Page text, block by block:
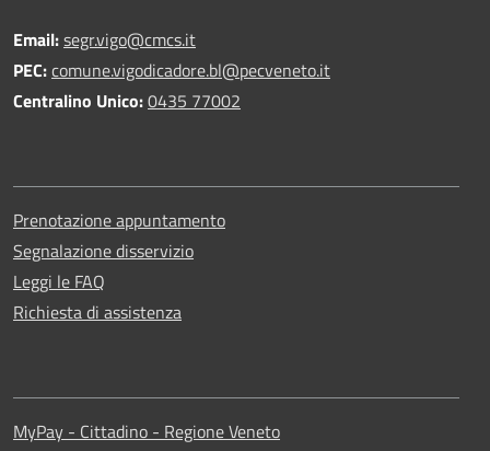
Email:segr.vigo@cmcs.it
PEC:comune.vigodicadore.bl@pecveneto.it
Centralino Unico:0435 77002
Prenotazione appuntamento
Segnalazione disservizio
Leggi le FAQ
Richiesta di assistenza
MyPay - Cittadino - Regione Veneto